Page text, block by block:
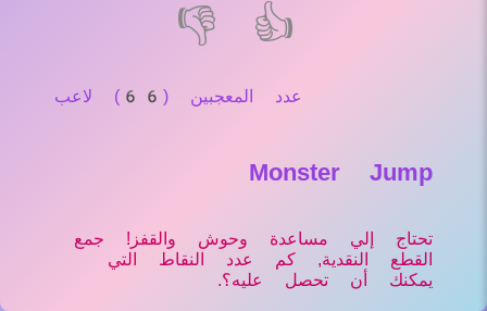
👍
👎
عدد المعجبين (66) لاعب
Monster Jump
تحتاج إلي مساعدة وحوش والقفز! جمع
القطع النقدية, كم عدد النقاط التي
يمكنك أن تحصل عليه؟.